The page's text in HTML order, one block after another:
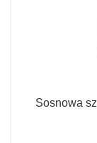
Sosnowa